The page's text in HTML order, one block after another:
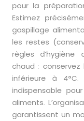
pour la
Estimez
gaspillage
les restes
règles
chaud :
inférieure à
indispensable
aliments.
garantissent un